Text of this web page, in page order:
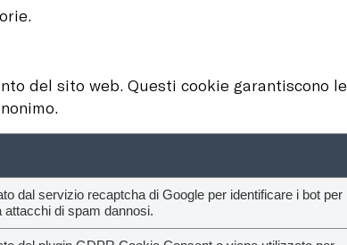
del sito web. Questi cookie garantiscono le
dal servizio recaptcha di Google per identificare i bot per
attacchi di spam dannosi.